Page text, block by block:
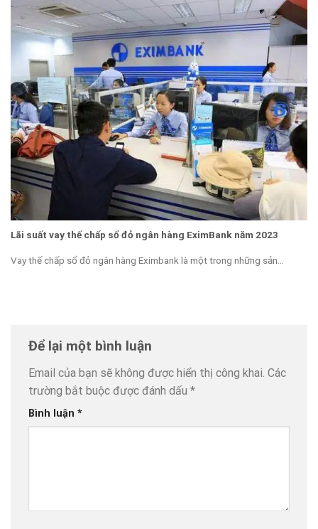
Lãi suất vay thế chấp sổ đỏ ngân hàng EximBank năm 2023
Vay thế chấp sổ đỏ ngân hàng Eximbank là một trong những sản...
Để lại một bình luận
Email của bạn sẽ không được hiển thị công khai. Các
trường bắt buộc được đánh dấu *
Bình luận *